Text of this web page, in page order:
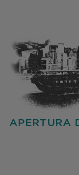
APERTURA